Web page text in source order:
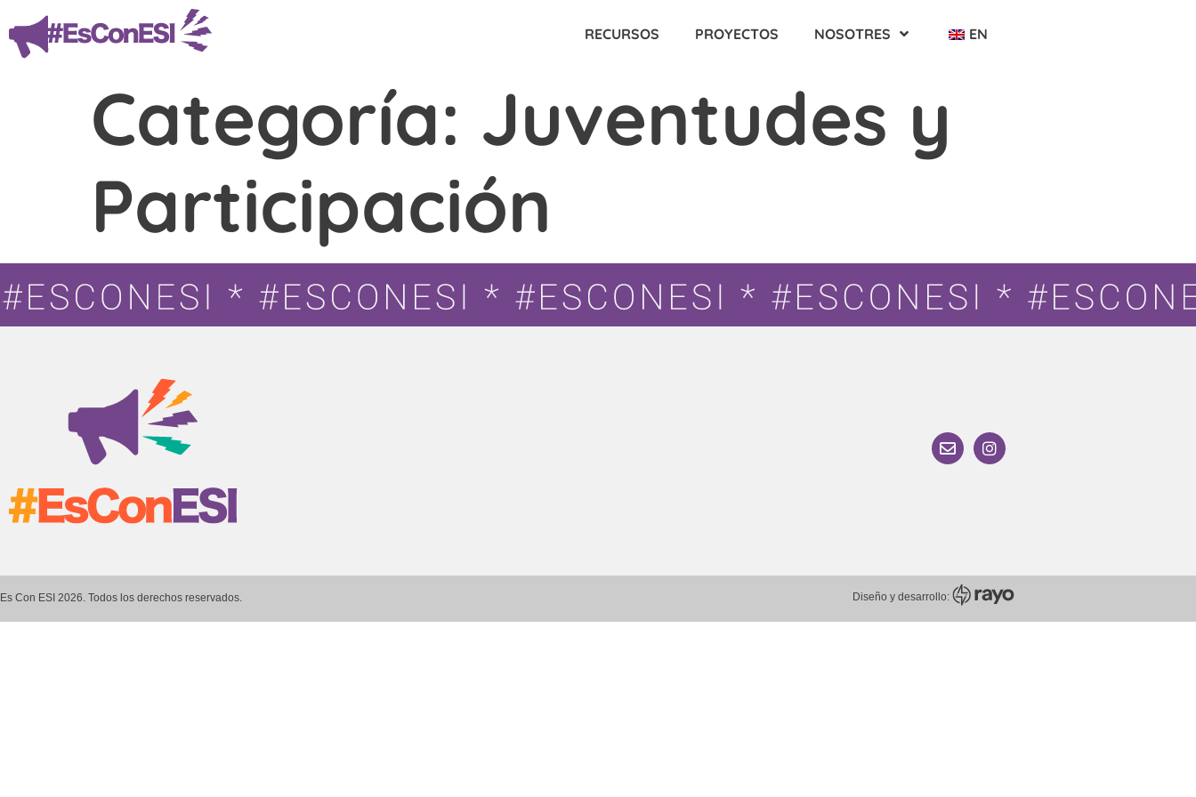
RECURSOS PROYECTOS NOSOTRES EN
Categoría: Juventudes y
Participación
Es Con ESI 2026. Todos los derechos reservados. Diseño y desarrollo: